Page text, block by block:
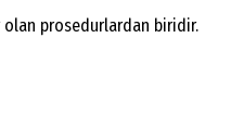
prosedurlardan biridir.